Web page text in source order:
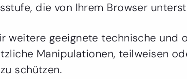
die von Ihrem Browser
weitere geeignete technische und
Manipulationen, teilweisen
schützen.